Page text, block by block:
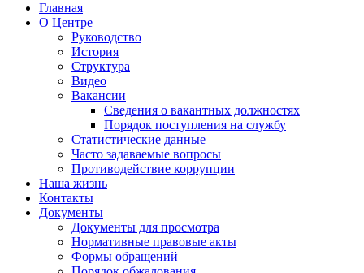
Главная
О Центре
Руководство
История
Структура
Видео
Вакансии
Сведения о вакантных должностях
Порядок поступления на службу
Статистические данные
Часто задаваемые вопросы
Противодействие коррупции
Наша жизнь
Контакты
Документы
Документы для просмотра
Нормативные правовые акты
Формы обращений